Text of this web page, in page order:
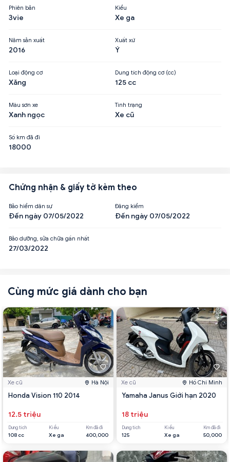
Phiên bản
3vie
Kiểu
Xe ga
Năm sản xuất
2016
Xuất xứ
Ý
Loại động cơ
Xăng
Dung tích động cơ (cc)
125 cc
Màu sơn xe
Xanh ngọc
Tình trạng
Xe cũ
Số km đã đi
18000
Chứng nhận & giấy tờ kèm theo
Bảo hiểm dân sự
Đến ngày 07/05/2022
Đăng kiểm
Đến ngày 07/05/2022
Bảo dưỡng, sửa chữa gần nhất
27/03/2022
Cùng mức giá dành cho bạn
Xe cũ Hà Nội
Honda Vision 110 2014
12.5 triệu
Dung tích
108 cc
Kiểu
Xe ga
Km đã đi
400,000
Xe cũ Hồ Chí Minh
Yamaha Janus Giới hạn 2020
18 triệu
Dung tích
125
Kiểu
Xe ga
Km đã đi
50,000